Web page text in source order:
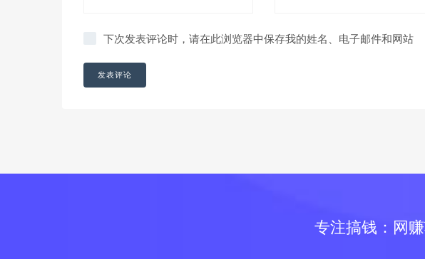
下次发表评论时，请在此浏览器中保存我的姓名、电子邮件和网站
专注搞钱：网